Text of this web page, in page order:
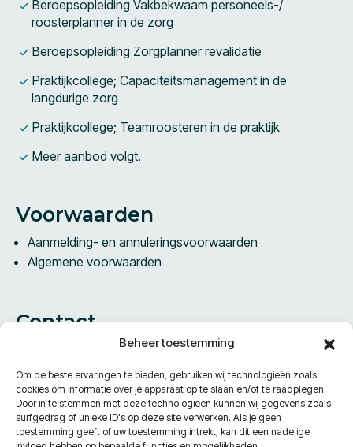
Beheer toestemming
Om de beste ervaringen te bieden, gebruiken wij technologieën zoals
cookies om informatie over je apparaat op te slaan en/of te raadplegen.
Door in te stemmen met deze technologieën kunnen wij gegevens zoals
surfgedrag of unieke ID's op deze site verwerken. Als je geen
toestemming geeft of uw toestemming intrekt, kan dit een nadelige
Beroepsopleiding Vakbekwaam personeels-/
roosterplanner in de zorg
Beroepsopleiding Zorgplanner revalidatie
Praktijkcollege; Capaciteitsmanagement in de
langdurige zorg
Praktijkcollege; Teamroosteren in de praktijk
Meer aanbod volgt.
Voorwaarden
Aanmelding- en annuleringsvoorwaarden
Algemene voorwaarden
Contact
5611 CA Eindhoven
Nederland
Telefoon:+31 40 240 96 10
E-Mail:info@academiecpzorg.nl